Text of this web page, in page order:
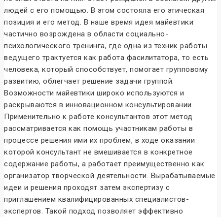
людей с его помощью. В этом состояла его этическая
позиция и его метод. В наше время идея майевтики
частично возрождена в области социально-
психологического тренинга, где одна из техник работы
ведущего трактуется как работа фасилитатора, то есть
человека, который способствует, помогает групповому
развитию, облегчает решение задачи группой.
Возможности майевтики широко используются и
раскрываются в инновационном консультировании.
Применительно к работе консультантов этот метод
рассматривается как помощь участникам работы в
процессе решения ими их проблем, в ходе оказании
которой консультант не вмешивается в конкретное
содержание работы, а работает преимущественно как
организатор творческой деятельности. Вырабатываемые
идеи и решения проходят затем экспертизу с
приглашением квалифицированных специалистов-
экспертов. Такой подход позволяет эффективно